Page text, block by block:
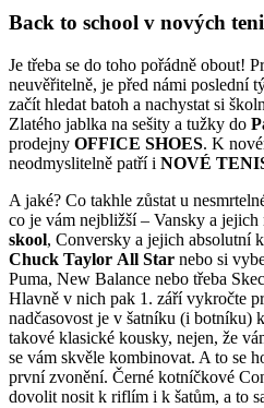
Back to school v nových
Je třeba se do toho pořádně obout!
neuvěřitelně, je před námi poslední
začít hledat batoh a nachystat si
Zlatého jablka na sešity a tužky do
prodejny OFFICE SHOES. K
neodmyslitelně patří i NOVÉ
A jaké? Co takhle zůstat u
co je vám nejbližší – Vansky a jejich
skool, Conversky a jejich absolutní
Chuck Taylor All Star nebo si
Puma, New Balance nebo třeba
Hlavně v nich pak 1. září vykročte
nadčasovost je v šatníku (i botníku)
takové klasické kousky, nejen, že
se vám skvěle kombinovat. A to se
první zvonění. Černé kotníčkové
dovolit nosit k riflím i k šatům, a to